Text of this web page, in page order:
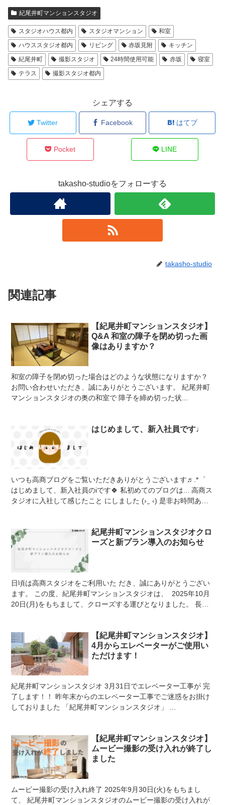
紀尾井町マンションスタジオ
スタジオハウス都内 スタジオマンション
和室
ハウススタジオ都内
リビング 赤坂見附
キッチン
紀尾井町
撮影スタジオ 24時間使用可能 赤坂
寝室
テラス
撮影スタジオ都内
シェアする
Twitter Facebook はてブ
Pocket LINE
takasho-studioをフォローする
takasho-studio
関連記事
【紀尾井町マンションスタジオ】
Q&A 和室の障子を閉め切った画
像はありますか？
和室の障子を閉め切った場合はどのような状態になりますか？
お問い合わせいただき、誠にありがとうございます。 紀尾井町
マンションスタジオの奥の和室で 障子を締め切った状...
はじめまして、新入社員です♩
いつも高商ブログをご覧いただきありがとうございます♬.*゜
はじめまして、新入社員のiです🍀 私初めてのブログは... 高商ス
タジオに入社して感じたこと にしました (›‿ ‹) 是非お時間ある
紀尾井町マンションスタジオクロ
ーズと新プラン導入のお知らせ
日頃は高商スタジオをご利用いた だき、誠にありがとうござい
ます。 この度、紀尾井町マンションスタジオは、 2025年10月
20日(月)をもちまして、クローズする運びとなりました。 長ら
【紀尾井町マンションスタジオ】
4月からエレベーターがご使用い
ただけます！
紀尾井町マンションスタジオ 3月31日でエレベーター工事が 完
了します！！ 昨年末からのエレベーター工事でご迷惑をお掛け
しておりました 「紀尾井町マンションスタジオ」 ...
【紀尾井町マンションスタジオ】
ムービー撮影の受け入れが終了し
ました
ムービー撮影の受け入れ終了 2025年9月30日(火)をもちまし
て、 紀尾井町マンションスタジオのムービー撮影の受け入れが